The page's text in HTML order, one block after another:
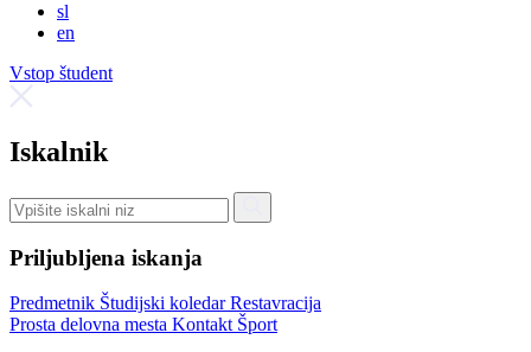
sl
en
Vstop študent
Iskalnik
Priljubljena iskanja
Predmetnik Študijski koledarRestavracija
Prosta delovna mesta Kontakt Šport